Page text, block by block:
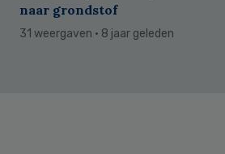
naar grondstof
31 weergaven · 8 jaar geleden